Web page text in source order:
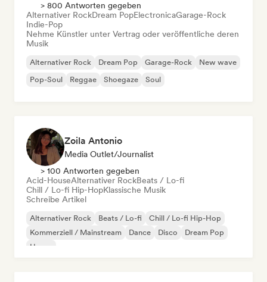
> 800 Antworten gegeben
Alternativer RockDream PopElectronicaGarage-Rock
Indie-Pop
Nehme Künstler unter Vertrag oder veröffentliche deren
Musik
Alternativer Rock Dream Pop Garage-Rock
New wave
Pop-Soul
Reggae Shoegaze Soul
Zoila Antonio
Media Outlet/Journalist
> 100 Antworten gegeben
Acid-HouseAlternativer RockBeats / Lo-fi
Chill / Lo-fi Hip-HopKlassische Musik
Schreibe Artikel
Alternativer Rock Beats / Lo-fi
Chill / Lo-fi Hip-Hop
Kommerziell / Mainstream
Dance Disco
Dream Pop
House